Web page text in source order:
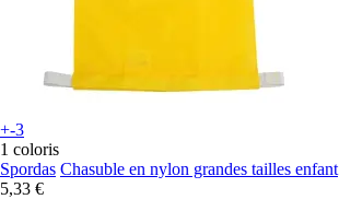
+-3
1 coloris
Spordas Chasuble en nylon grandes tailles enfant
5,33 €